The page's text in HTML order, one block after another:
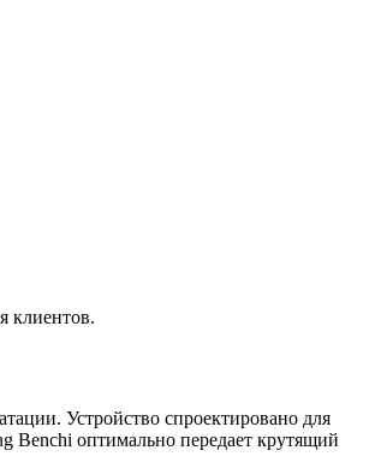
клиентов.
Устройство спроектировано для
Benchi оптимально передает крутящий